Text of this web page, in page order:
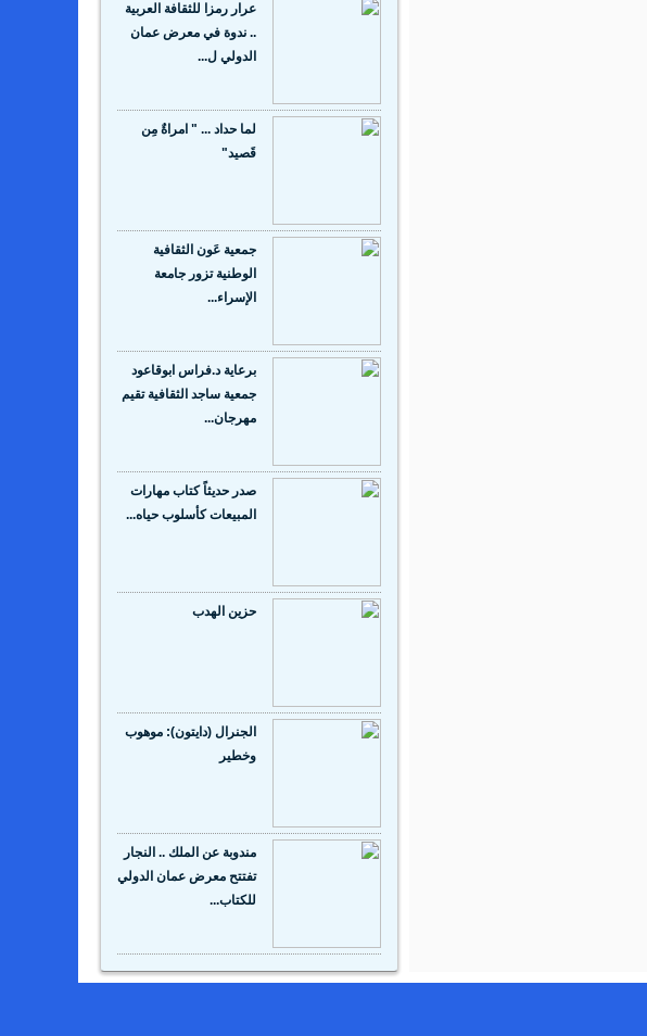
عرار رمزا للثقافة العربية
.. ندوة في معرض عمان
الدولي ل...
لما حداد ... " امراةٌ مِن
قَصيد"
جمعية عَون الثقافية
الوطنية تزور جامعة
الإسراء...
برعاية د.فراس ابوقاعود
جمعية ساجد الثقافية تقيم
مهرجان...
صدر حديثاً كتاب مهارات
المبيعات كأسلوب حياه...
حزين الهدب
الجنرال (دايتون): موهوب
وخطير
مندوبة عن الملك .. النجار
تفتتح معرض عمان الدولي
للكتاب...